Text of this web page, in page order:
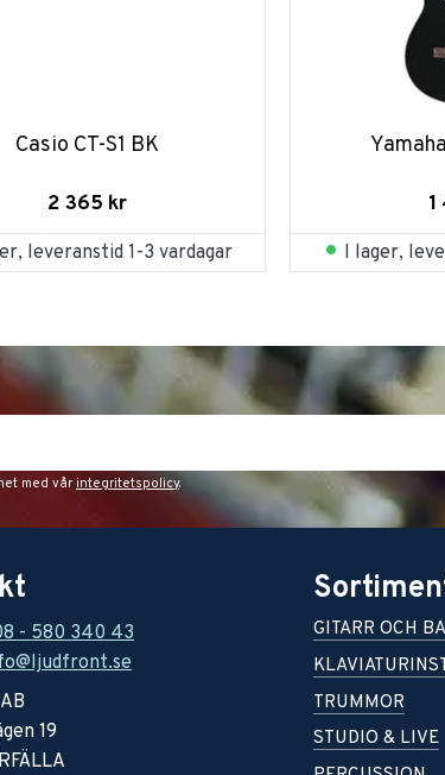
Casio CT-S1 BK
2 365 kr
leveranstid 1-3 vardagar I lager,
med vår integritetspolicy.
- 580 340 43
19
GITARR OCH
TRUMMOR
STUDIO & LIVE